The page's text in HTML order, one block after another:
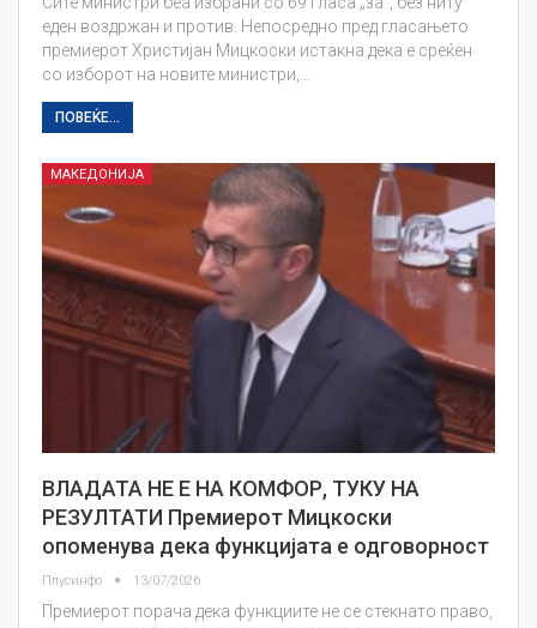
еден воздржан и против. Непосредно пред гласањето
премиерот Христијан Мицкоски истакна дека е среќен
со изборот на новите министри,…
ПОВЕЌЕ...
МАКЕДОНИЈА
ВЛАДАТА НЕ Е НА КОМФОР, ТУКУ НА
РЕЗУЛТАТИ Премиерот Мицкоски
опоменува дека функцијата е одговорност
Плусинфо 13/07/2026
Премиерот порача дека функциите не се стекнато право,